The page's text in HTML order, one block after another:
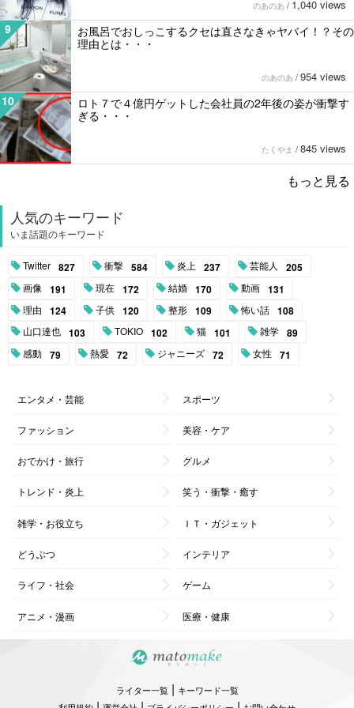
のあのあ / 1,040 views
9
お風呂でおしっこするクセは直さなきゃヤバイ！？その
理由とは・・・
のあのあ / 954 views
10
ロト７で４億円ゲットした会社員の2年後の姿が衝撃す
ぎる・・・
たくやま / 845 views
もっと見る
人気のキーワード
いま話題のキーワード
Twitter 827 衝撃 584 炎上 237 芸能人 205
画像 191 現在 172 結婚 170 動画 131
理由 124 子供 120 整形 109 怖い話 108
山口達也 103 TOKIO 102 猫 101 雑学 89
感動 79 熱愛 72 ジャニーズ 72 女性 71
エンタメ・芸能 スポーツ
ファッション 美容・ケア
おでかけ・旅行 グルメ
トレンド・炎上 笑う・衝撃・癒す
雑学・お役立ち ＩＴ・ガジェット
どうぶつ インテリア
ライフ・社会 ゲーム
アニメ・漫画 医療・健康
ライター一覧| キーワード一覧